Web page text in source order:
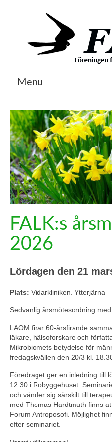
Menu
Om FALK
Egenvård & Läkeväxter
Husapoteket
Litteratur
Aktuellt
FALK:s
2026
Lördagen den 21
Plats: Vidarkliniken, Ytterjärna
Sedvanlig årsmötesordning
LAOM firar 60-årsfirande
läkare, hälsoforskare och
Mikrobiomets betydelse för
fredagskvällen den 20/3 kl.
Föredraget ger en inledning till
12.30 i Robyggehuset.
och vänder sig särskilt till
med Thomas Hardtmuth finns
Forum Antroposofi. Möjlighet
efter seminariet.